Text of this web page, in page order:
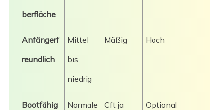
berfläche
Anfängerf
reundlich
Mittel
bis
niedrig
Mäßig Hoch
Bootfähig
Normale
Oft ja Optional